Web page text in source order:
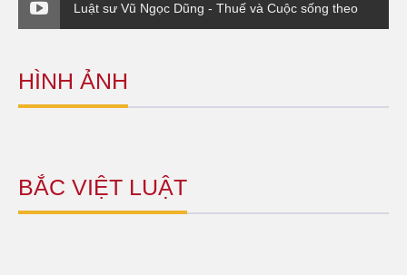
Luật sư Vũ Ngọc Dũng - Thuế và Cuộc sống theo
Thông tư 120 Bộ Tài Chính
HÌNH ẢNH
BẮC VIỆT LUẬT